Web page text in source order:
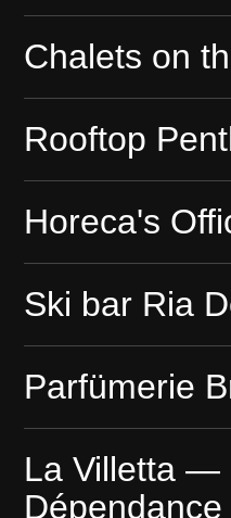
Chalets on
Rooftop
Horeca's
Ski bar Ria
Parfümerie
La Villetta —
Dépendance